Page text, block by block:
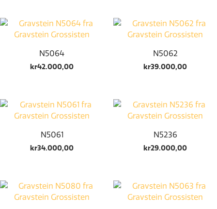
N5064
kr42.000,00
N5062
kr39.000,00
N5061
kr34.000,00
N5236
kr29.000,00